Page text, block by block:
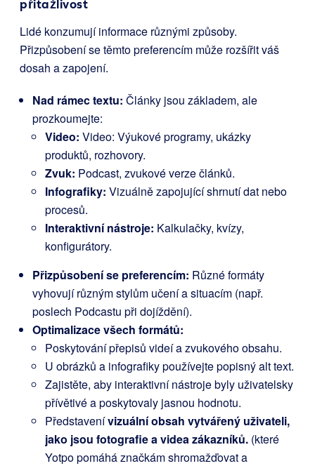
přitažlivost
Lidé konzumují informace různými způsoby.
Přizpůsobení se těmto preferencím může rozšířit váš
dosah a zapojení.
Nad rámec textu: Články jsou základem, ale
prozkoumejte:
Video: Video: Výukové programy, ukázky
produktů, rozhovory.
Zvuk: Podcast, zvukové verze článků.
Infografiky: Vizuálně zapojující shrnutí dat nebo
procesů.
Interaktivní nástroje: Kalkulačky, kvízy,
konfigurátory.
Přizpůsobení se preferencím: Různé formáty
vyhovují různým stylům učení a situacím (např.
poslech Podcastu při dojíždění).
Optimalizace všech formátů:
Poskytování přepisů videí a zvukového obsahu.
U obrázků a infografiky používejte popisný alt text.
Zajistěte, aby interaktivní nástroje byly uživatelsky
přívětivé a poskytovaly jasnou hodnotu.
Představenívizuální obsah vytvářený uživateli,
jako jsou fotografie a videa zákazníků. (které
Yotpo pomáhá značkám shromažďovat a